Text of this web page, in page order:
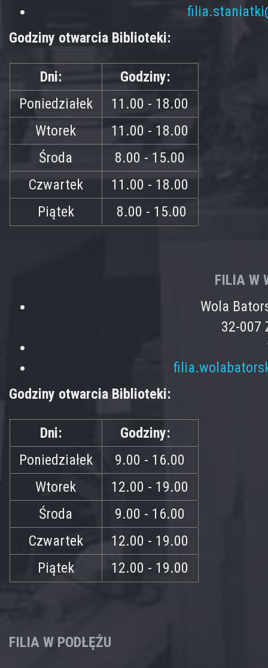
Godziny otwarcia Biblioteki:
Dni:
Godziny:
Poniedziałek
11.00 - 18.00
Wtorek
11.00 - 18.00
Środa
8.00 - 15.00
Czwartek
11.00 - 18.00
Piątek
8.00 - 15.00
FILIA W
Wola
32-007
Godziny otwarcia Biblioteki:
Dni:
Godziny:
Poniedziałek
9.00 - 16.00
Wtorek
12.00 - 19.00
Środa
9.00 - 16.00
Czwartek
12.00 - 19.00
Piątek
12.00 - 19.00
FILIA W PODŁĘŻU